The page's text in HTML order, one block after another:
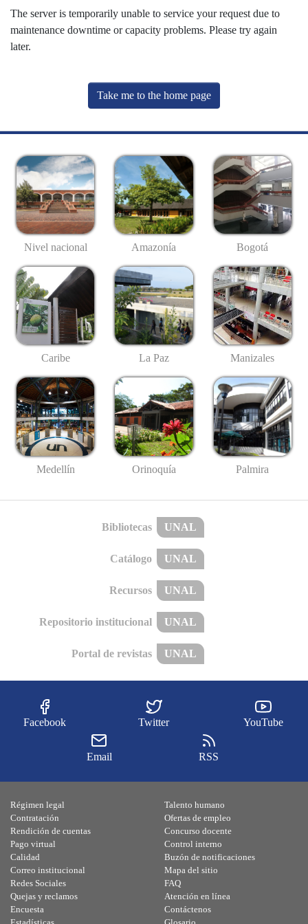
The server is temporarily unable to service your request due to
maintenance downtime or capacity problems. Please try again
later.
Take me to the home page
Nivel nacional Amazonía Bogotá
Caribe La Paz Manizales
Medellín Orinoquía Palmira
Bibliotecas UNAL
Catálogo UNAL
Recursos UNAL
Repositorio institucional UNAL
Portal de revistas UNAL
Facebook Twitter YouTube
Email RSS
Régimen legal
Contratación
Rendición de cuentas
Pago virtual
Calidad
Talento humano
Ofertas de empleo
Concurso docente
Control interno
Buzón de notificaciones
Correo institucional
Redes Sociales
Quejas y reclamos
Encuesta
Mapa del sitio
FAQ
Atención en línea
Contáctenos